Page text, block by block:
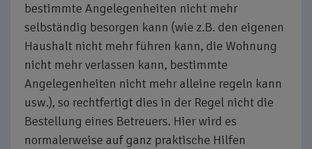
bestimmte Angelegenheiten nicht mehr
selbständig besorgen kann (wie z.B. den eigenen
Haushalt nicht mehr führen kann, die Wohnung
nicht mehr verlassen kann, bestimmte
Angelegenheiten nicht mehr alleine regeln kann
usw.), so rechtfertigt dies in der Regel nicht die
Bestellung eines Betreuers. Hier wird es
normalerweise auf ganz praktische Hilfen